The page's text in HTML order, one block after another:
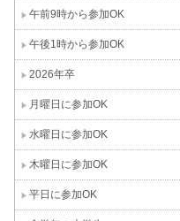
午前9時から参加OK
午後1時から参加OK
2026年卒
月曜日に参加OK
水曜日に参加OK
木曜日に参加OK
平日に参加OK